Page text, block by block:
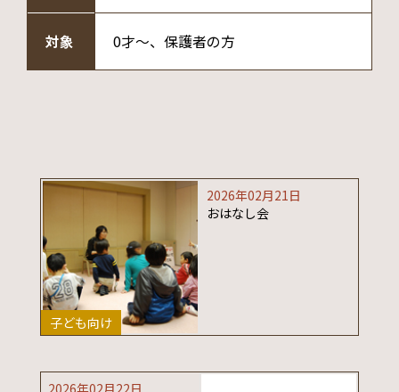
対象 0才～、保護者の方
子ども向け
2026年02月21日
おはなし会
2026年02月22日